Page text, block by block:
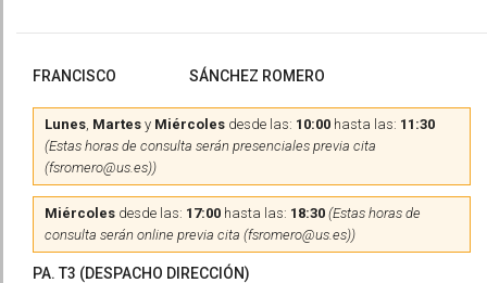
FRANCISCO SÁNCHEZ ROMERO
Lunes, Martes y Miércoles desde las: 10:00 hasta las: 11:30
(Estas horas de consulta serán presenciales previa cita
(fsromero@us.es))
Miércoles desde las: 17:00 hasta las: 18:30 (Estas horas de
consulta serán online previa cita (fsromero@us.es))
PA. T3 (DESPACHO DIRECCIÓN)